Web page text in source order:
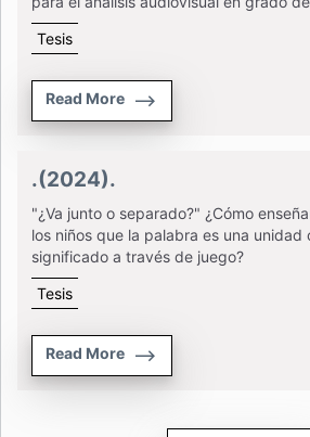
Tesis
Read More
.(2024).
"¿Va junto o separado?" ¿Cómo
los niños que la palabra es una unidad
significado a través de juego?
Tesis
Read More